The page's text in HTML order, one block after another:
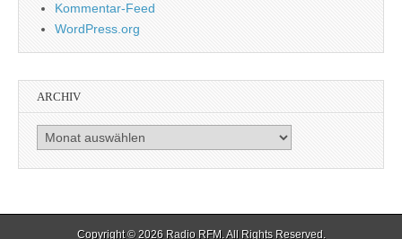
Kommentar-Feed
WordPress.org
ARCHIV
Archiv
Copyright © 2026 Radio RFM. All Rights Reserved.